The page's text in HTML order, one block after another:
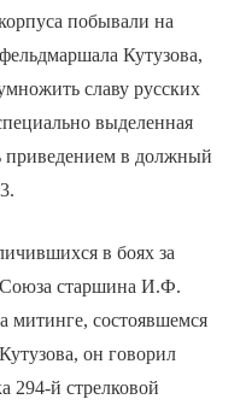
побывали на
Кутузова,
славу русских
выделенная
приведением в должный
в боях за
Союза старшина И.Ф.
митинге, состоявшемся
он говорил
294-й стрелковой